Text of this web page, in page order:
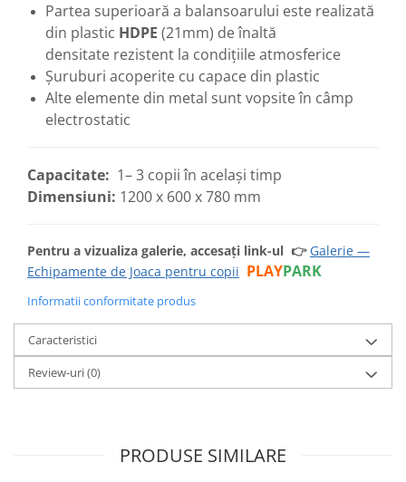
Partea superioară a balansoarului este realizată
din plastic HDPE (21mm) de înaltă
densitate rezistent la condițiile atmosferice
Șuruburi acoperite cu capace din plastic
Alte elemente din metal sunt vopsite în câmp
electrostatic
Capacitate: 1– 3 copii în același timp
Dimensiuni: 1200 х 600 х 780 mm
Pentru a vizualiza galerie, accesați link-ul 👉 Galerie —
Echipamente de Joaca pentru copii PLAYPARK
Informatii conformitate produs
Caracteristici
Review-uri(0)
PRODUSE SIMILARE